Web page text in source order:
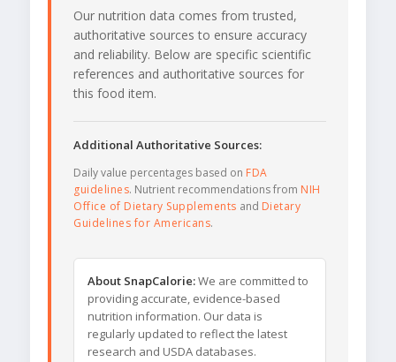
Our nutrition data comes from trusted,
authoritative sources to ensure accuracy
and reliability. Below are specific scientific
references and authoritative sources for
this food item.
Additional Authoritative Sources:
Daily value percentages based on FDA
guidelines. Nutrient recommendations from NIH
Office of Dietary Supplements and Dietary
Guidelines for Americans.
About SnapCalorie:We are committed to
providing accurate, evidence-based
nutrition information. Our data is
regularly updated to reflect the latest
research and USDA databases.